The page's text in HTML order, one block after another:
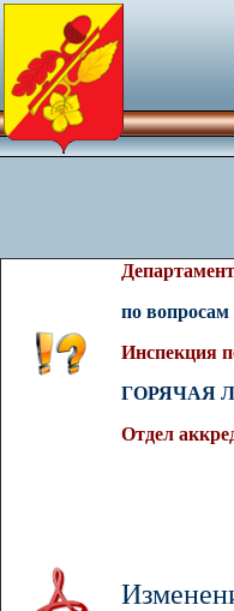
по вопросам
Инспекция
ГОРЯЧАЯ
Отдел